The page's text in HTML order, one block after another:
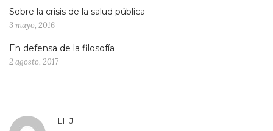
Sobre la crisis de la salud pública
3 mayo, 2016
En defensa de la filosofía
2 agosto, 2017
LHJ